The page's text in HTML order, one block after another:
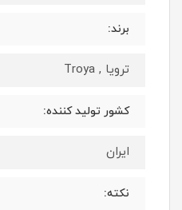
برند:
ترویا , Troya
کشور تولید کننده:
ایران
نکته: